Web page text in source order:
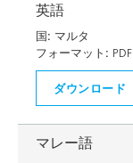
英語
国: マルタ
フォーマット: PDF
ダウンロード
マレー語